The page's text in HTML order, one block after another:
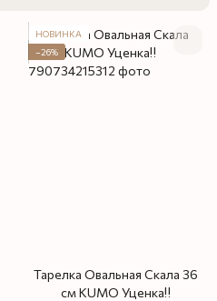
НОВИНКА
−26%
Тарелка Овальная Скала 36
см KUMO Уценка‼️